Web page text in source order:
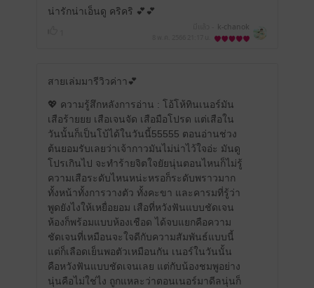
น่ารักน่าเอ็นดู คริคริ 💕💕
k-chanok
สายเล่มมารีวิวค่าา💕
💖 ความรู้สึกหลังการอ่าน : โอ้โห้ทินเนอร์มัน
เสือร้ายยย เสือเจนจัด เสือมือโปรด แต่เสือใน
วันนั้นก็เป็นโบ้ได้ในวันนี้55555 ตอนอ่านช่วง
ต้นยอมรับเลยว่าเจ้ากาวมันไม่น่าไว้ใจอ่ะ มันดู
โปรเกินไป จะทำร้ายจิตใจยัยนุ่นตอนไหนก็ไม่รู้
ความเสือระดับไหนหน่ะหรอก็ระดับพราวมาก
ทั้งหน้าทั้งการวางตัว ทั้งคะขา และคารมที่รู้ว่า
พูดยังไงให้เหยื่อยอม เสือที่หวังฟันแบบชัดเจน
ห้องก็พร้อมแบบห้องเชือด ได้จบแยกคือความ
ชัดเจนที่เหมือนจะใจดีกับความสัมพันธ์แบบนี้
แต่ก็เลือดเย็นพอตัวเหมือนกัน เนอร์ในวันนั้น
คือหวังฟันแบบชัดเจนเลย แต่กับน้องชมพูอย่าง
นุ่นคือไม่ใช่ไง ถูกแหละว่าตอนเนอร์มาดีลนุ่นก็